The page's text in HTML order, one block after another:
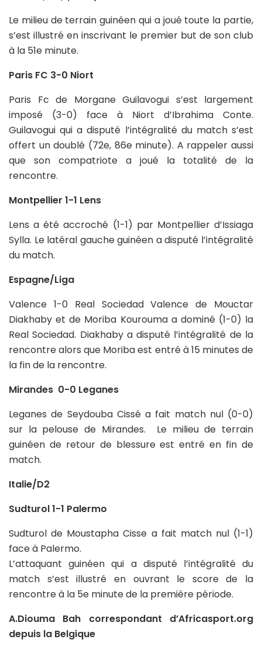
Le milieu de terrain guinéen qui a joué toute la partie,
s’est illustré en inscrivant le premier but de son club
à la 51e minute.
Paris FC 3-0 Niort
Paris Fc de Morgane Guilavogui s’est largement
imposé (3-0) face à Niort d’Ibrahima Conte.
Guilavogui qui a disputé l’intégralité du match s’est
offert un doublé (72e, 86e minute). A rappeler aussi
que son compatriote a joué la totalité de la
rencontre.
Montpellier 1-1 Lens
Lens a été accroché (1-1) par Montpellier d’Issiaga
Sylla. Le latéral gauche guinéen a disputé l’intégralité
du match.
Espagne/Liga
Valence 1-0 Real Sociedad Valence de Mouctar
Diakhaby et de Moriba Kourouma a dominé (1-0) la
Real Sociedad. Diakhaby a disputé l’intégralité de la
rencontre alors que Moriba est entré à 15 minutes de
la fin de la rencontre.
Mirandes 0-0 Leganes
Leganes de Seydouba Cissé a fait match nul (0-0)
sur la pelouse de Mirandes. Le milieu de terrain
guinéen de retour de blessure est entré en fin de
match.
Italie/D2
Sudturol 1-1 Palermo
Sudturol de Moustapha Cisse a fait match nul (1-1)
face à Palermo.
L’attaquant guinéen qui a disputé l’intégralité du
match s’est illustré en ouvrant le score de la
rencontre à la 5e minute de la première période.
A.Diouma Bah correspondant d’Africasport.org
depuis la Belgique